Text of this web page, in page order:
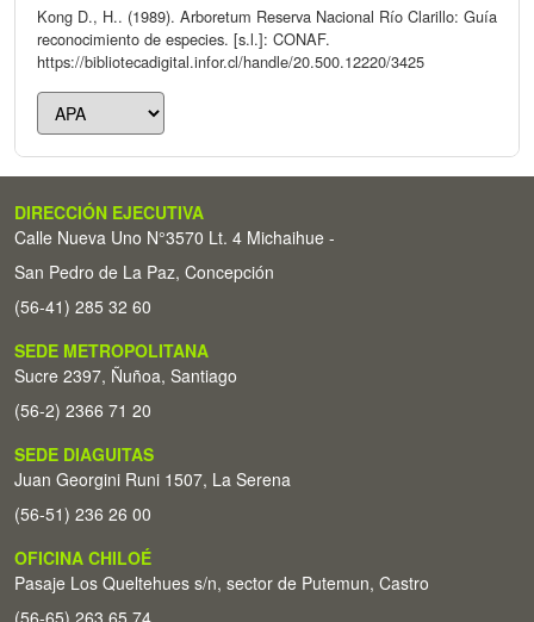
Kong D., H.. (1989). Arboretum Reserva Nacional Río Clarillo: Guía
reconocimiento de especies. [s.l.]: CONAF.
https://bibliotecadigital.infor.cl/handle/20.500.12220/3425
DIRECCIÓN EJECUTIVA
Calle Nueva Uno N°3570 Lt. 4 Michaihue -
San Pedro de La Paz, Concepción
(56-41) 285 32 60
SEDE METROPOLITANA
Sucre 2397, Ñuñoa, Santiago
(56-2) 2366 71 20
SEDE DIAGUITAS
Juan Georgini Runi 1507, La Serena
(56-51) 236 26 00
OFICINA CHILOÉ
Pasaje Los Queltehues s/n, sector de Putemun, Castro
(56-65) 263 65 74